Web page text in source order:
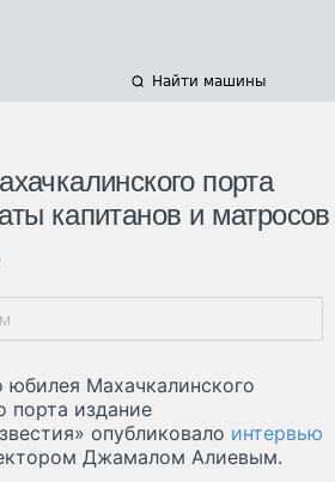
Найти машины
порта
капитанов и матросов
юбилея Махачкалинского
порта издание
опубликовало интервью
Джамалом Алиевым.